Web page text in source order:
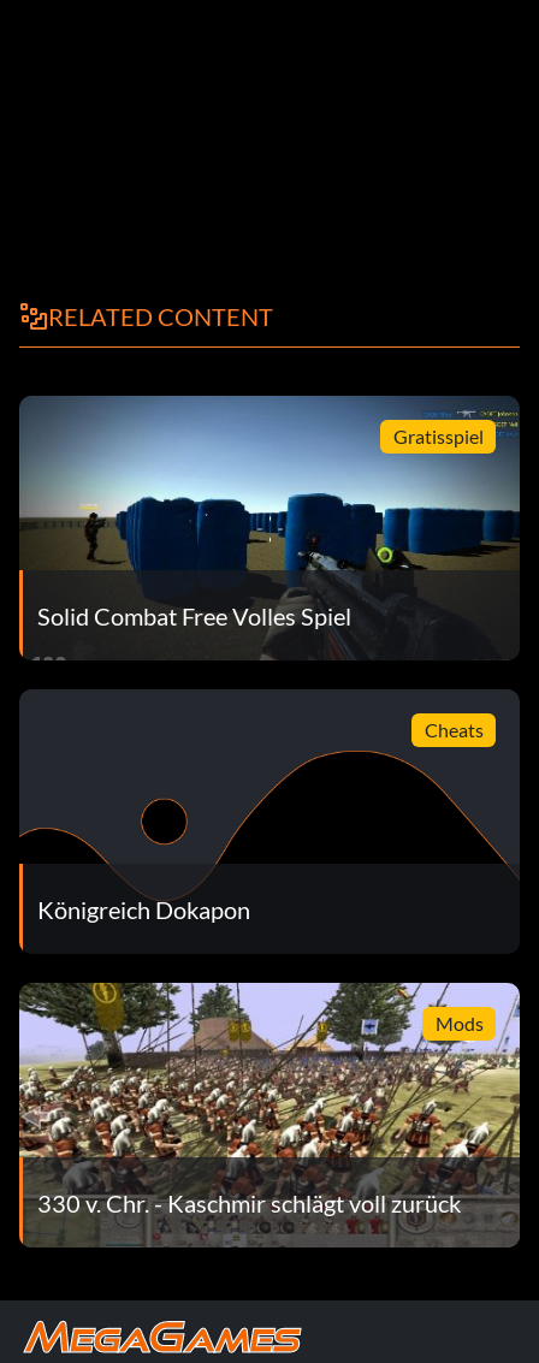
RELATED CONTENT
Gratisspiel
Solid Combat Free Volles Spiel
Cheats
Königreich Dokapon
Mods
330 v. Chr. - Kaschmir schlägt voll zurück